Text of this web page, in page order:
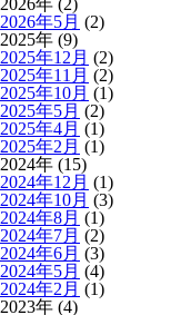
2026年 (2)
2026年5月 (2)
2025年 (9)
2025年12月 (2)
2025年11月 (2)
2025年10月 (1)
2025年5月 (2)
2025年4月 (1)
2025年2月 (1)
2024年 (15)
2024年12月 (1)
2024年10月 (3)
2024年8月 (1)
2024年7月 (2)
2024年6月 (3)
2024年5月 (4)
2024年2月 (1)
2023年 (4)